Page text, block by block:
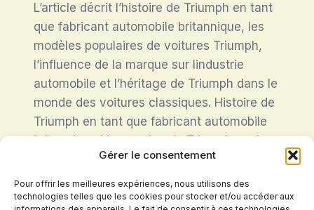
Gérer le consentement
Pour offrir les meilleures expériences, nous utilisons des
technologies telles que les cookies pour stocker et/ou accéder aux
L’article décrit l’histoire de Triumph en tant
que fabricant automobile britannique, les
modèles populaires de voitures Triumph,
l’influence de la marque sur lindustrie
automobile et l’héritage de Triumph dans le
monde des voitures classiques. Histoire de
Triumph en tant que fabricant automobile
britannique L’expansion de Triumph sur le
marché américain dans les années 1950
a…
TRIUMPH